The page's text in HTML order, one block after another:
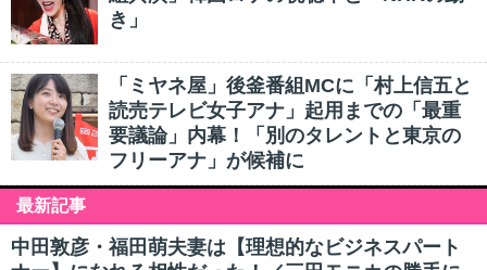
き」
「ミヤネ屋」後釜番組MCに「村上信五と
読売テレビ女子アナ」起用までの「最重
要議論」内幕！「別のタレントと東京の
フリーアナ」が候補に
最新記事
中田敦彦・福田萌夫妻は【理想的なビジネスパート